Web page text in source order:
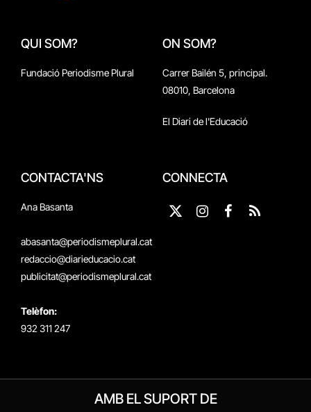
QUI SOM?
Fundació Periodisme Plural
ON SOM?
Carrer Bailén 5, principal.
08010, Barcelona
El Diari de l'Educació
CONTACTA'NS
Ana Basanta
abasanta@periodismeplural.cat
redaccio@diarieducacio.cat
publicitat@periodismeplural.cat
Telèfon:
932 311 247
CONNECTA
X
InstagramFacebook
RSS
AMB EL SUPORT DE